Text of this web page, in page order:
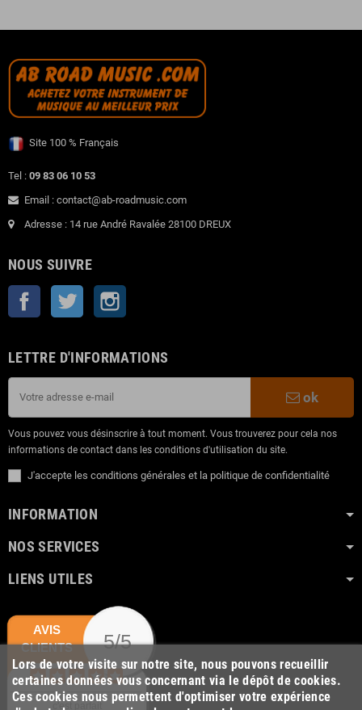
Site 100 % Français
Tel : 09 83 06 10 53
Email : contact@ab-roadmusic.com
Adresse : 14 rue André Ravalée 28100 DREUX
NOUS SUIVRE
Facebook Twitter
LETTRE D'INFORMATIONS
ok
Vous pouvez vous désinscrire à tout moment. Vous trouverez pour cela nos
informations de contact dans les conditions d'utilisation du site.
J'accepte les conditions générales et la politique de confidentialité
INFORMATION
NOS SERVICES
LIENS UTILES
Lors de votre visite sur notre site, nous pouvons recueillir
certaines données vous concernant via le dépôt de cookies.
Ces cookies nous permettent d'optimiser votre expérience
AVIS
CLIENTS
5/5
c'est parfait